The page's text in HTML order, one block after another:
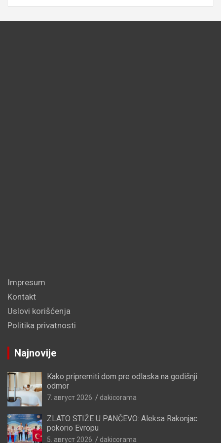
Impresum
Kontakt
Uslovi korišćenja
Politika privatnosti
Najnovije
Kako pripremiti dom pre odlaska na godišnji
odmor
7. август 2026. dakicorama
ZLATO STIŽE U PANČEVO: Aleksa Rakonjac
pokorio Evropu
5. август 2026. dakicorama